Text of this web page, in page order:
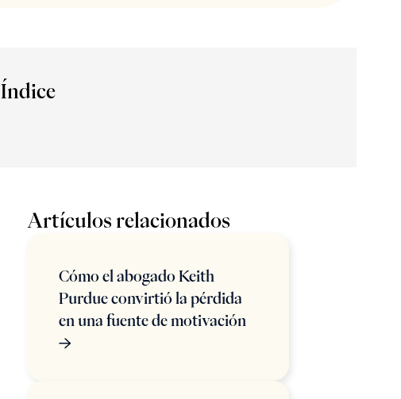
Índice
Artículos relacionados
Cómo el abogado Keith
Purdue convirtió la pérdida
en una fuente de motivación